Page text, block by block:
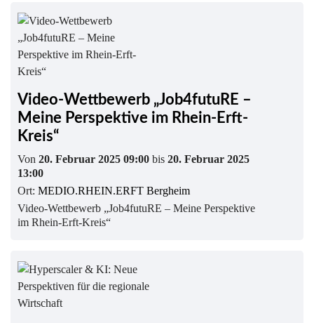
Video-Wettbewerb „Job4futuRE –
Meine Perspektive im Rhein-Erft-
Kreis“
Von 20. Februar 2025 09:00 bis 20. Februar 2025
13:00
Ort: MEDIO.RHEIN.ERFT Bergheim
Video-Wettbewerb „Job4futuRE – Meine Perspektive
im Rhein-Erft-Kreis“